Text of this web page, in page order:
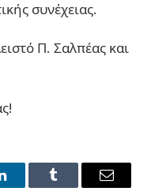
συνέχειας.
Π. Σαλπέας και
LinkedInTumblr Email